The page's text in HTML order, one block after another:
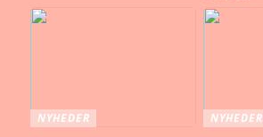
NYHEDER
NYHEDER